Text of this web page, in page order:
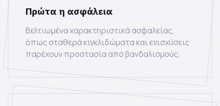
Πρώτα η ασφάλεια
Βελτιωμένα χαρακτηριστικά ασφαλείας,
όπως σταθερά κιγκλιδώματα και ενισχύσεις
παρέχουν προστασία από βανδαλισμούς.